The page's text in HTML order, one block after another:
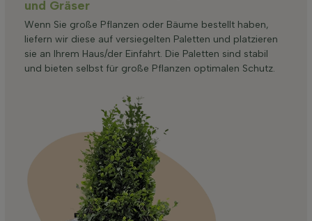
und Gräser
Wenn Sie große Pflanzen oder Bäume bestellt haben,
liefern wir diese auf versiegelten Paletten und platzieren
sie an Ihrem Haus/der Einfahrt. Die Paletten sind stabil
und bieten selbst für große Pflanzen optimalen Schutz.